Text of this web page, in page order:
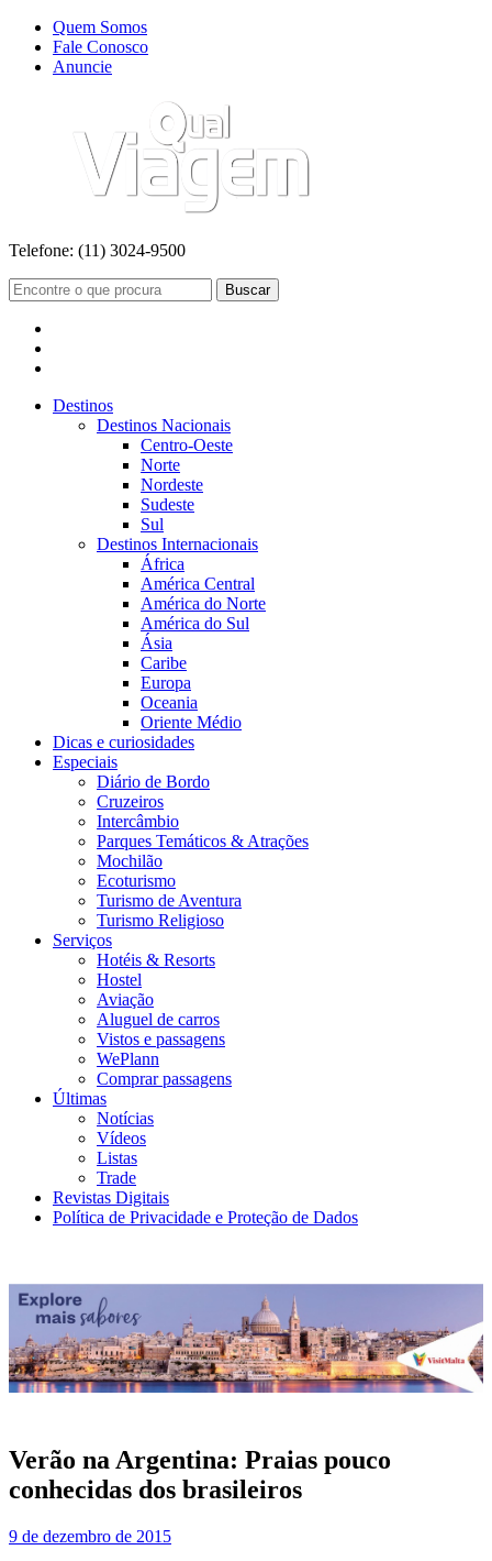
Quem Somos
Fale Conosco
Anuncie
Telefone: (11) 3024-9500
Buscar
Destinos
Destinos Nacionais
Centro-Oeste
Norte
Nordeste
Sudeste
Sul
Destinos Internacionais
África
América Central
América do Norte
América do Sul
Ásia
Caribe
Europa
Oceania
Oriente Médio
Dicas e curiosidades
Especiais
Diário de Bordo
Cruzeiros
Intercâmbio
Parques Temáticos & Atrações
Mochilão
Ecoturismo
Turismo de Aventura
Turismo Religioso
Serviços
Hotéis & Resorts
Hostel
Aviação
Aluguel de carros
Vistos e passagens
WePlann
Comprar passagens
Últimas
Notícias
Vídeos
Listas
Trade
Revistas Digitais
Política de Privacidade e Proteção de Dados
Verão na Argentina: Praias pouco
conhecidas dos brasileiros
9 de dezembro de 2015